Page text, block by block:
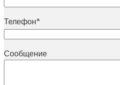
Телефон*
Сообщение